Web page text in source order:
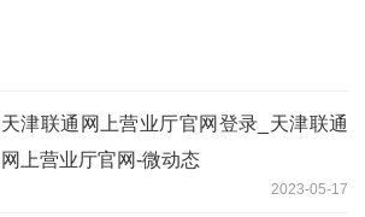
天津联通网上营业厅官网登录_天津联通
网上营业厅官网-微动态
2023-05-17